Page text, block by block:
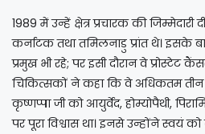
1989 में उन्हें क्षेत्र प्रचारक की
कर्नाटक तथा तमिलनाडु प्रांत थे। इसके
प्रमुख भी रहे; पर इसी दौरान वे प्रोस्टेट
चिकित्सकों ने कहा कि वे अधिकतम तीन
कृष्णप्पा जी को आयुर्वेद, होम्योपैथी,
पर पूरा विश्वास था। इनसे उन्होंने स्वयं